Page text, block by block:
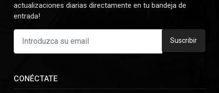
actualizaciones diarias directamente en tu bandeja de
entrada!
Suscribir
CONÉCTATE